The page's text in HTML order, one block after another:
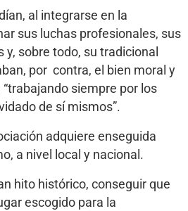
al integrarse en la
sus luchas profesionales, sus
sobre todo, su tradicional
por contra, el bien moral y
siempre por los
de sí mismos”.
adquiere enseguida
a nivel local y nacional.
hito histórico, conseguir que
escogido para la